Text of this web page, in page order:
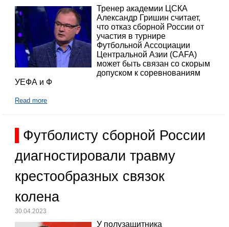
Тренер академии ЦСКА
Александр Гришин считает,
что отказ сборной России от
участия в турнире
Футбольной Ассоциации
Центральной Азии (CAFA)
может быть связан со скорым
допуском к соревнованиям
УЕФА и Ф
Read more
Футболисту сборной России
диагностировали травму
крестообразных связок
колена
30.04.2023
У полузащитника